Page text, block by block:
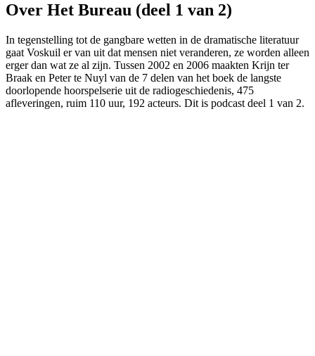
Over Het Bureau (deel 1 van 2)
In tegenstelling tot de gangbare wetten in de dramatische literatuur
gaat Voskuil er van uit dat mensen niet veranderen, ze worden alleen
erger dan wat ze al zijn. Tussen 2002 en 2006 maakten Krijn ter
Braak en Peter te Nuyl van de 7 delen van het boek de langste
doorlopende hoorspelserie uit de radiogeschiedenis, 475
afleveringen, ruim 110 uur, 192 acteurs. Dit is podcast deel 1 van 2.